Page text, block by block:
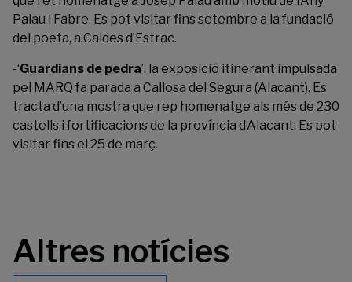
Palau i Fabre. Es pot visitar fins setembre a la fundació
del poeta, a Caldes d’Estrac.
-‘Guardians de pedra’, la exposició itinerant impulsada
pel MARQ fa parada a Callosa del Segura (Alacant). Es
tracta d’una mostra que rep homenatge als més de 230
castells i fortificacions de la província d’Alacant. Es pot
visitar fins el 25 de març.
Altres notícies